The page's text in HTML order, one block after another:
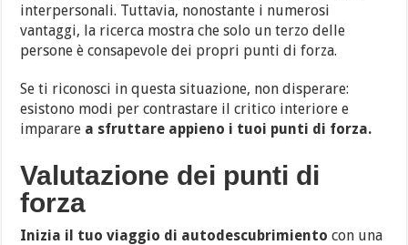
interpersonali. Tuttavia, nonostante i numerosi
vantaggi, la ricerca mostra che solo un terzo delle
persone è consapevole dei propri punti di forza.
Se ti riconosci in questa situazione, non disperare:
esistono modi per contrastare il critico interiore e
imparare a sfruttare appieno i tuoi punti di forza.
Valutazione dei punti di
forza
Inizia il tuo viaggio di autodescubrimiento con una